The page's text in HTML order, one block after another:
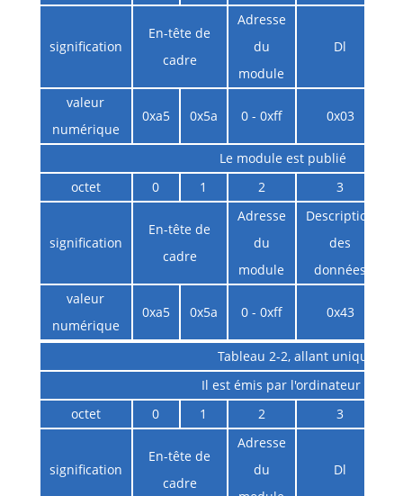
signification
En-tête de
cadre
Adresse
du
module
Dl
valeur
numérique
0xa5 0x5a 0 - 0xff 0x03
Le module est publié
octet
0 1 2 3
signification
En-tête de
cadre
Adresse
du
module
Description
des
données
valeur
numérique
0xa5 0x5a 0 - 0xff 0x43
Tableau 2-2, allant unique
Il est émis par l'ordinateur hôte
octet
0 1 2 3
signification
En-tête de
cadre
Adresse
du
Dl